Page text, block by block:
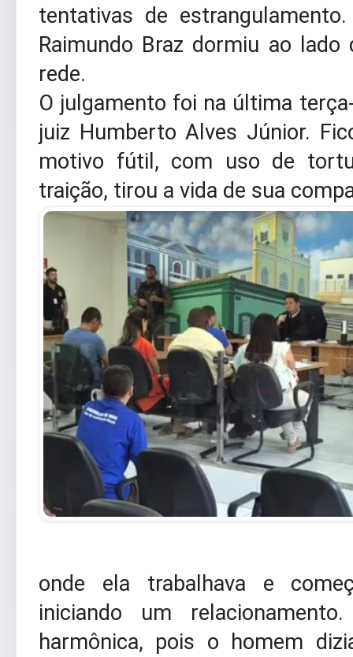
tentativas de
Raimundo Braz dormiu ao
rede.
O julgamento foi na última
juiz Humberto Alves Júnior.
motivo fútil, com uso de
traição, tirou a vida de sua
onde ela trabalhava e
iniciando um
harmônica, pois o homem